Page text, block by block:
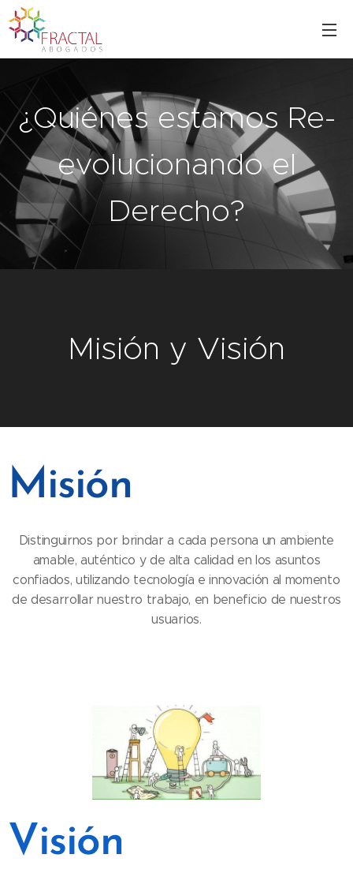
¿Quiénes estamos Re-
evolucionando el
Derecho?
Misión y Visión
Misión
Distinguirnos por brindar a cada persona un ambiente
amable, auténtico y de alta calidad en los asuntos
confiados, utilizando tecnología e innovación al momento
de desarrollar nuestro trabajo, en beneficio de nuestros
usuarios.
Visión